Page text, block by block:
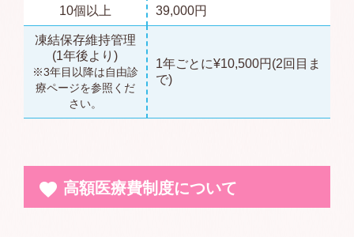
10個以上 39,000円
凍結保存維持管理
(1年後より)
※3年目以降は自由診
療ページを参照くだ
さい。
1年ごとに¥10,500円(2回目ま
で)
高額医療費制度について